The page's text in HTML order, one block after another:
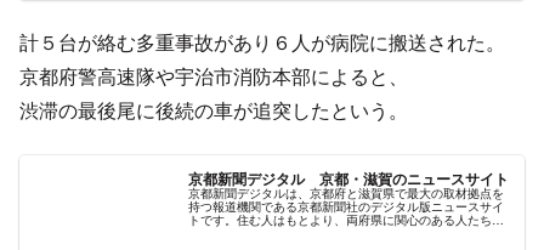
計５台が絡む多重事故があり６人が病院に搬送された。
京都府警高速隊や宇治市消防本部によると、
渋滞の最後尾に後続の車が追突したという。
京都新聞デジタル 京都・滋賀のニュースサイト
京都新聞デジタルは、京都府と滋賀県で最大の取材拠点を
持つ報道機関である京都新聞社のデジタル版ニュースサイ
トです。住む人はもとより、両府県に関心のある人たちに